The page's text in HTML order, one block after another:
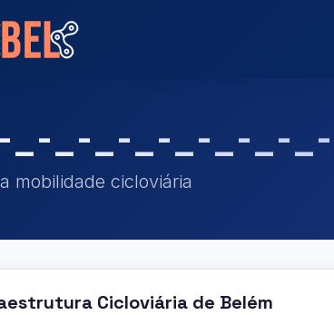
_-_-_-_-_-_-_-_-_
mobilidade cicloviária
Cicloviária de Belém